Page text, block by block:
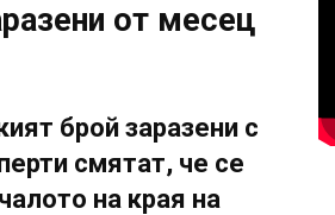
от месец
брой заразени с
смятат, че се
на края на